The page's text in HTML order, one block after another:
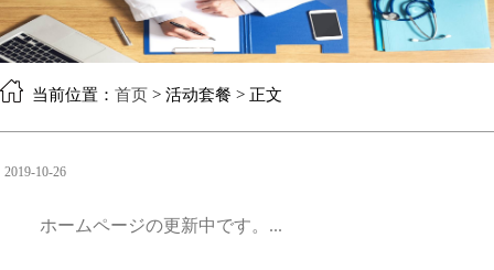
当前位置： 首页 > 活动套餐 > 正文
2019-10-26
ホームページの更新中です。...